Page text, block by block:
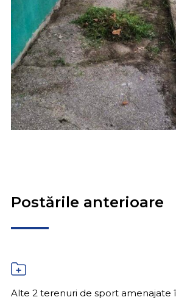
Postările anterioare
Alte 2 terenuri de sport amenajate